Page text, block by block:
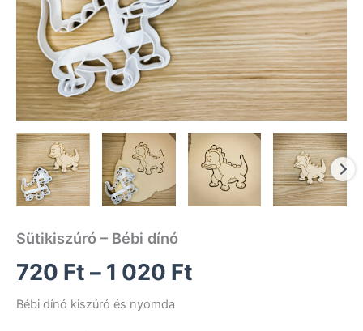
Sütikiszúró – Bébi dínó
720 Ft – 1 020 Ft
Bébi dínó kiszúró és nyomda